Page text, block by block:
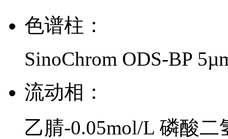
色谱柱：
SinoChrom ODS-BP
流动相：
乙腈-0.05mol/L 磷酸二